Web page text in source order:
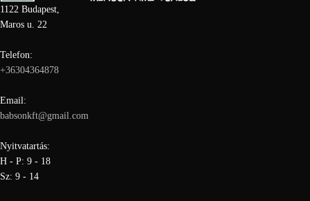
1122 Budapest,
Maros u. 22
Telefon:
+36304364878
Email:
babsonkft@gmail.com
Nyitvatartás:
H - P: 9 - 18
Sz: 9 - 14